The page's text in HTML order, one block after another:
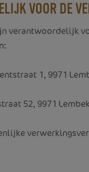
VOOR DE
verantwoordelijk
1, 9971
52, 9971